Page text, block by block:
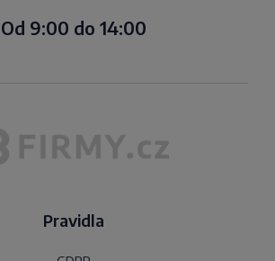
Od 9:00 do 14:00
Pravidla